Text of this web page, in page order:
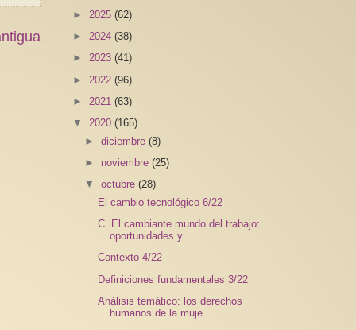
► 2025 (62)
► 2024 (38)
► 2023 (41)
► 2022 (96)
► 2021 (63)
▼ 2020 (165)
►diciembre(8)
► noviembre(25)
▼octubre(28)
El cambio tecnológico 6/22
C. El cambiante mundo del trabajo:
oportunidades y...
Contexto 4/22
Definiciones fundamentales 3/22
Análisis temático: los derechos
humanos de la muje...